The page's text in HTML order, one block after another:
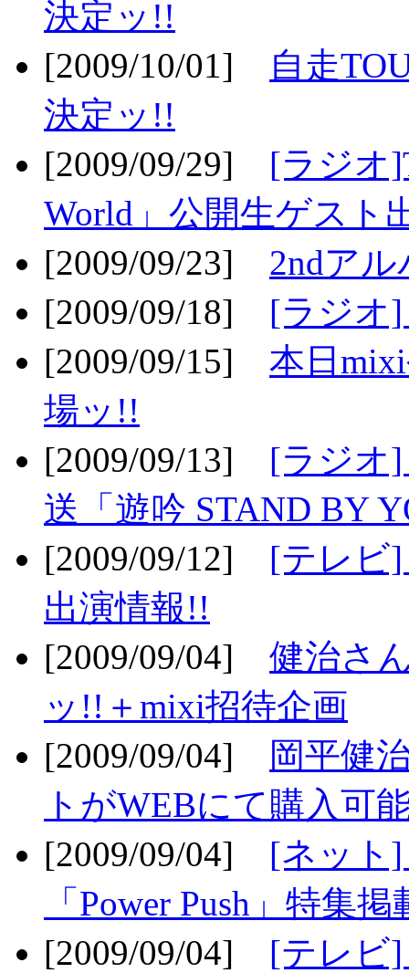
決定ッ!!
[2009/10/01]
自走
決定ッ!!
[2009/09/29] [ラジオ
World」公開生ゲスト
[2009/09/23] 2ndア
[2009/09/18] [ラジオ
[2009/09/15] 本日
場ッ!!
[2009/09/13] [ラジオ]
送「遊吟 STAND BY
[2009/09/12] [テレビ]
出演情報!!
[2009/09/04] 健治さ
ッ!!＋mixi招待企画
[2009/09/04]
岡平健
トがWEBにて購入可
[2009/09/04] [ネット]
「Power Push」特集
[2009/09/04] [テレビ]